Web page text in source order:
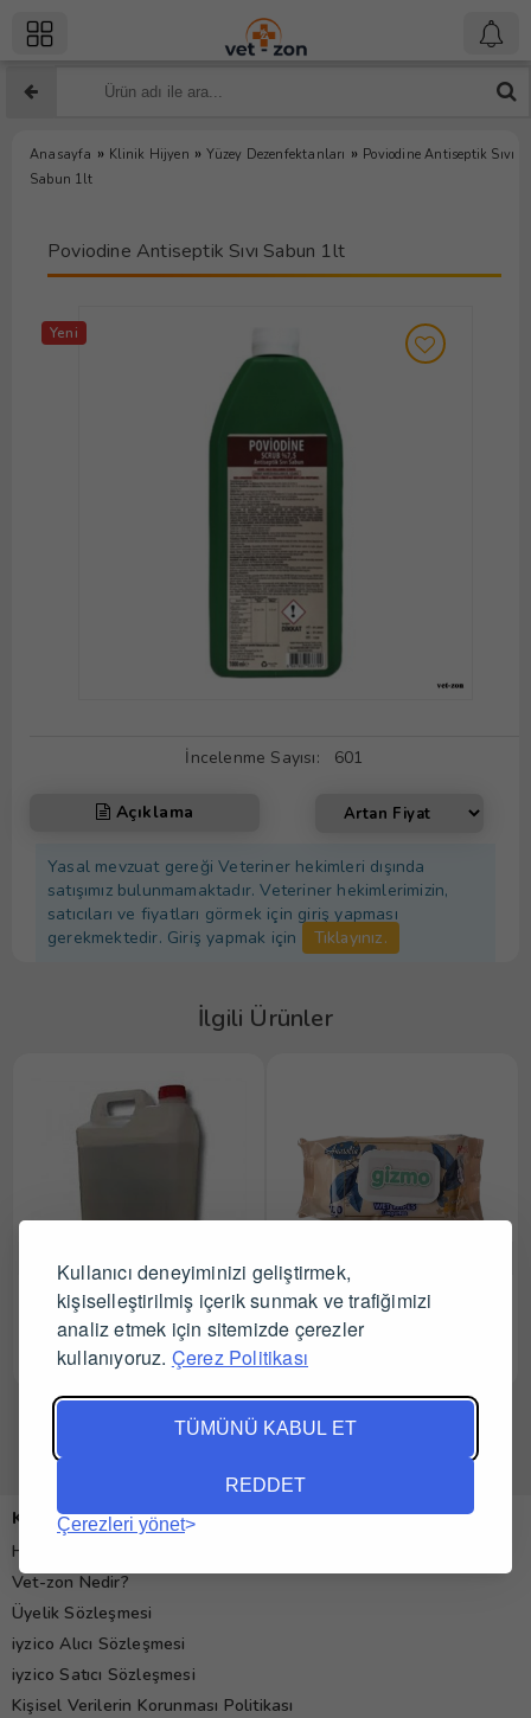
Kullanıcı deneyiminizi geliştirmek,
kişiselleştirilmiş içerik sunmak ve trafiğimizi
analiz etmek için sitemizde çerezler
kullanıyoruz. Çerez Politikası
TÜMÜNÜ KABUL ET
REDDET
Çerezleri yönet
Anasayfa » Klinik Hijyen » Yüzey Dezenfektanları » Poviodine Antiseptik Sıvı
Sabun 1lt
Poviodine Antiseptik Sıvı Sabun 1lt
Yeni
İncelenme Sayısı: 601
Açıklama
Yasal mevzuat gereği Veteriner hekimleri dışında
satışımız bulunmamaktadır. Veteriner hekimlerimizin,
satıcıları ve fiyatları görmek için giriş yapması
gerekmektedir. Giriş yapmak için
Tıklayınız.
İlgili Ürünler
Dermosept Distile Su 5 lt
Tüm Satıcıları Gör
Gizmo Anatolia Islak Mendil
100 Adet
Kurumsal
Hakkımızda
Vet-zon Nedir?
Üyelik Sözleşmesi
iyzico Alıcı Sözleşmesi
iyzico Satıcı Sözleşmesi
Kişisel Verilerin Korunması Politikası